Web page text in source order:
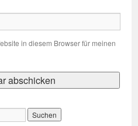
in diesem Browser für meinen